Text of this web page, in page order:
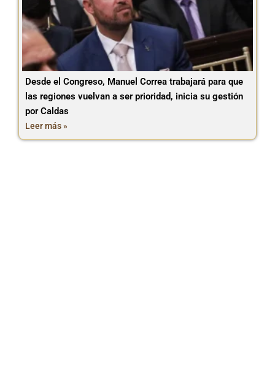
Desde el Congreso, Manuel Correa trabajará para que
las regiones vuelvan a ser prioridad, inicia su gestión
por Caldas
Leer más »